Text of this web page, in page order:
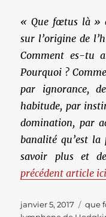
« Que fœtus là »
sur l’origine de
Comment es-tu
Pourquoi ?
par ignorance,
habitude, par
domination, par
banalité qu’est
savoir plus et
précédent article
Publié
janvier 5, 2017 que